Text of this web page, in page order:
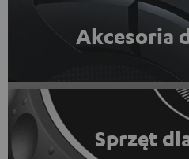
Akcesoria
Sprzęt